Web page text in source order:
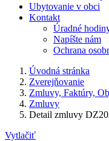
Ubytovanie v obci
Kontakt
Úradné
Napíšte nám
Ochrana
Úvodná stránka
Zverejňovanie
Zmluvy, Faktúry,
Zmluvy
Detail zmluvy
Vytlačiť